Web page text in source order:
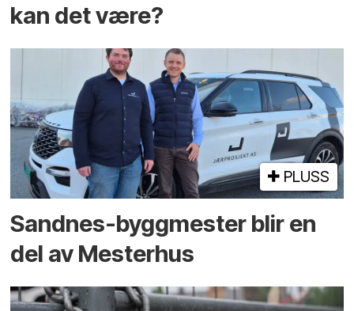
kan det være?
PLUSS
Sandnes-byggmester blir en
del av Mesterhus